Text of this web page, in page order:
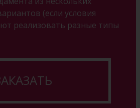
(если условия
реализовать разные типы